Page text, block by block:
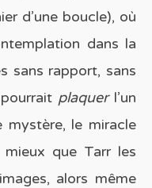
d’une boucle), où
dans la
sans rapport, sans
plaquerl’un
le miracle
que Tarr les
alors même